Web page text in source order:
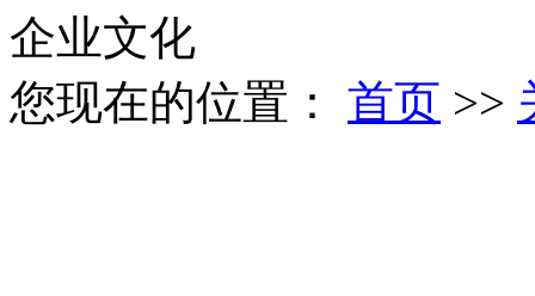
企业文化
您现在的位置： 首页 >>